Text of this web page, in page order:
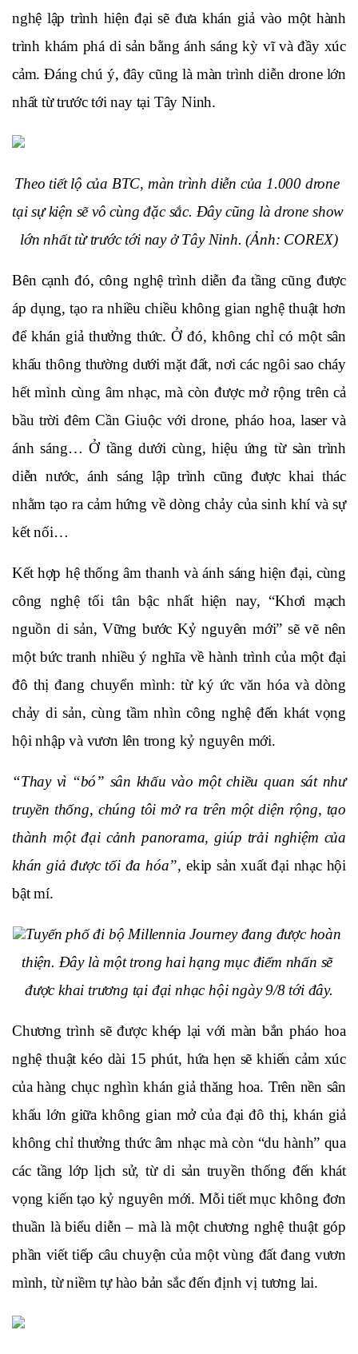
nghệ lập trình hiện đại sẽ đưa khán giả vào một hành
trình khám phá di sản bằng ánh sáng kỳ vĩ và đầy xúc
cảm. Đáng chú ý, đây cũng là màn trình diễn drone lớn
nhất từ trước tới nay tại Tây Ninh.
Theo tiết lộ của BTC, màn trình diễn của 1.000 drone
tại sự kiện sẽ vô cùng đặc sắc. Đây cũng là drone show
lớn nhất từ trước tới nay ở Tây Ninh. (Ảnh: COREX)
Bên cạnh đó, công nghệ trình diễn đa tầng cũng được
áp dụng, tạo ra nhiều chiều không gian nghệ thuật hơn
để khán giả thưởng thức. Ở đó, không chỉ có một sân
khấu thông thường dưới mặt đất, nơi các ngôi sao cháy
hết mình cùng âm nhạc, mà còn được mở rộng trên cả
bầu trời đêm Cần Giuộc với drone, pháo hoa, laser và
ánh sáng… Ở tầng dưới cùng, hiệu ứng từ sàn trình
diễn nước, ánh sáng lập trình cũng được khai thác
nhằm tạo ra cảm hứng về dòng chảy của sinh khí và sự
kết nối…
Kết hợp hệ thống âm thanh và ánh sáng hiện đại, cùng
công nghệ tối tân bậc nhất hiện nay, “Khơi mạch
nguồn di sản, Vững bước Kỷ nguyên mới” sẽ vẽ nên
một bức tranh nhiều ý nghĩa về hành trình của một đại
đô thị đang chuyển mình: từ ký ức văn hóa và dòng
chảy di sản, cùng tầm nhìn công nghệ đến khát vọng
hội nhập và vươn lên trong kỷ nguyên mới.
“Thay vì “bó” sân khấu vào một chiều quan sát như
truyền thống, chúng tôi mở ra trên một diện rộng, tạo
thành một đại cảnh panorama, giúp trải nghiệm của
khán giả được tối đa hóa”, ekip sản xuất đại nhạc hội
bật mí.
Tuyến phố đi bộ Millennia Journey đang được hoàn
thiện. Đây là một trong hai hạng mục điểm nhấn sẽ
được khai trương tại đại nhạc hội ngày 9/8 tới đây.
Chương trình sẽ được khép lại với màn bắn pháo hoa
nghệ thuật kéo dài 15 phút, hứa hẹn sẽ khiến cảm xúc
của hàng chục nghìn khán giả thăng hoa. Trên nền sân
khấu lớn giữa không gian mở của đại đô thị, khán giả
không chỉ thưởng thức âm nhạc mà còn “du hành” qua
các tầng lớp lịch sử, từ di sản truyền thống đến khát
vọng kiến tạo kỷ nguyên mới. Mỗi tiết mục không đơn
thuần là biểu diễn – mà là một chương nghệ thuật góp
phần viết tiếp câu chuyện của một vùng đất đang vươn
mình, từ niềm tự hào bản sắc đến định vị tương lai.